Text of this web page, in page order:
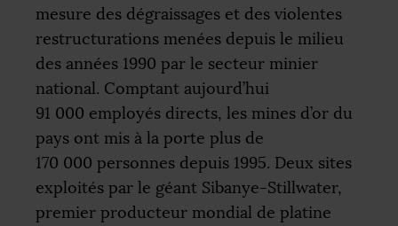
mesure des dégraissages et des violentes
restructurations menées depuis le milieu
des années 1990 par le secteur minier
national. Comptant aujourd’hui
91 000 employés directs, les mines d’or du
pays ont mis à la porte plus de
170 000 personnes depuis 1995. Deux sites
exploités par le géant Sibanye-Stillwater,
premier producteur mondial de platine